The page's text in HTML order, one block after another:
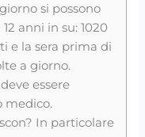
si possono
anni in su: 1020
e la sera prima di
a giorno.
essere
medico.
In particolare